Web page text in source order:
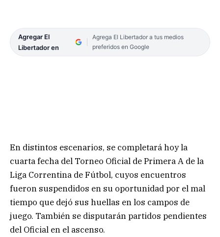
Agregar El
Libertador en
Agrega El Libertador a tus medios
preferidos en Google
En distintos escenarios, se completará hoy la
cuarta fecha del Torneo Oficial de Primera A de la
Liga Correntina de Fútbol, cuyos encuentros
fueron suspendidos en su oportunidad por el mal
tiempo que dejó sus huellas en los campos de
juego. También se disputarán partidos pendientes
del Oficial en el ascenso.